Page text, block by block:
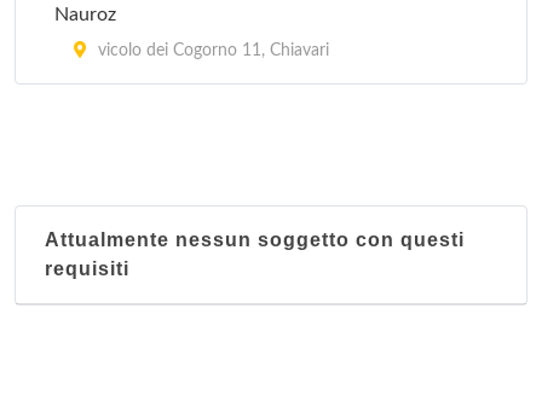
Nauroz
vicolo dei Cogorno 11, Chiavari
Attualmente nessun soggetto con questi
requisiti